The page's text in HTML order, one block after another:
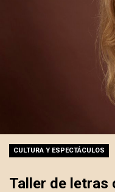
CULTURA Y ESPECTÁCULOS
Taller de letras